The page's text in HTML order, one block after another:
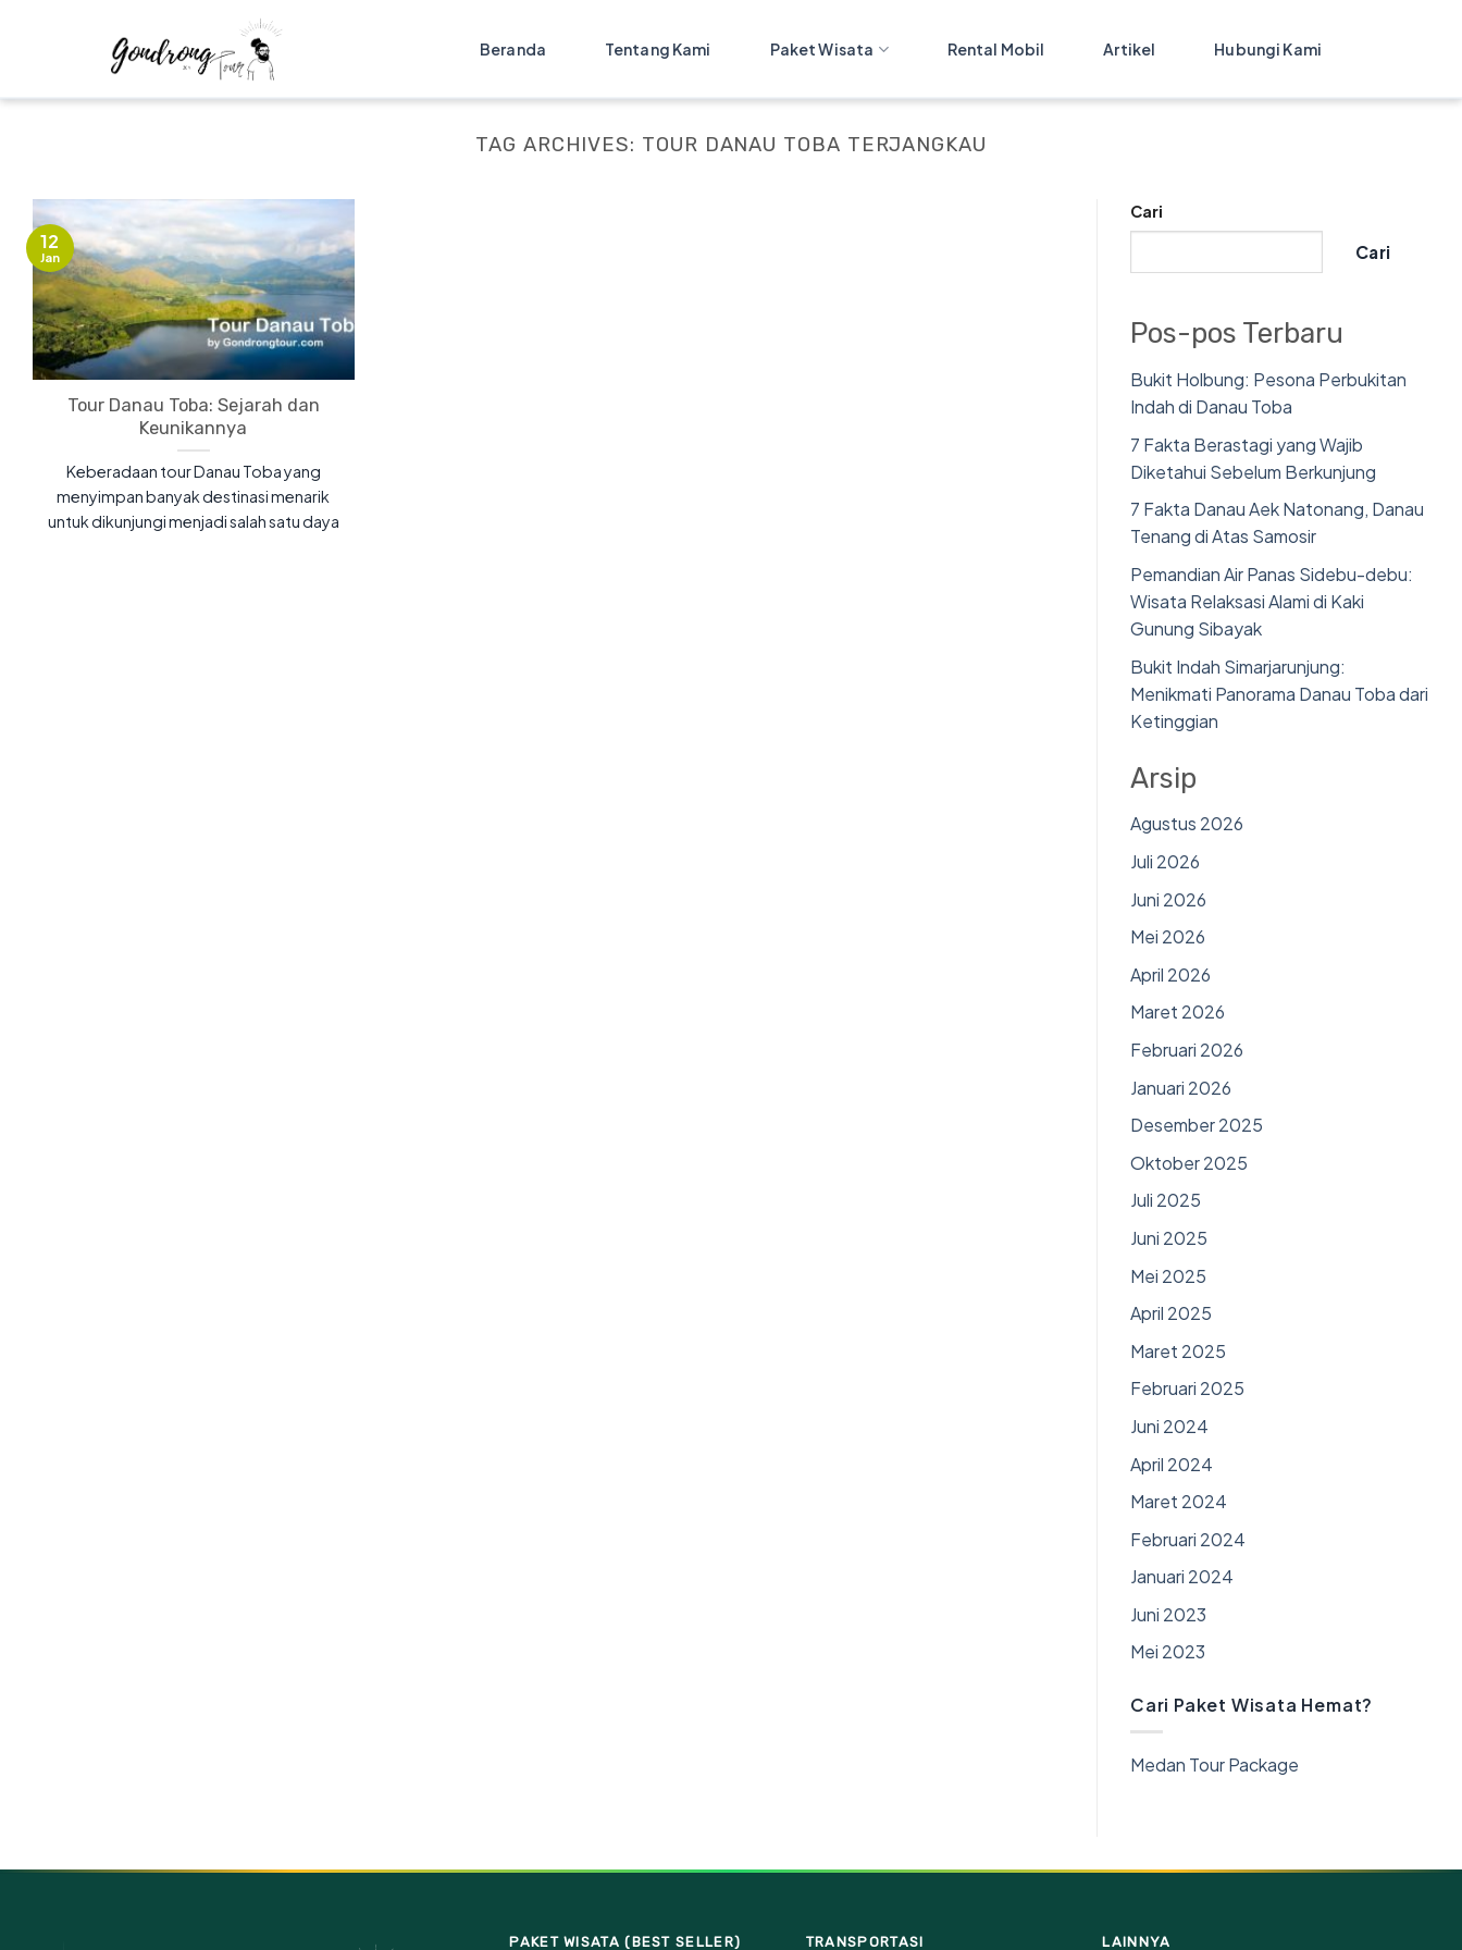
Beranda Tentang Kami Paket Wisata Rental Mobil Artikel Hubungi Kami
TAG ARCHIVES: TOUR DANAU TOBA TERJANGKAU
Tour Danau Toba: Sejarah dan
Keunikannya
Keberadaan tour Danau Toba yang
menyimpan banyak destinasi menarik
untuk dikunjungi menjadi salah satu daya
12
Jan
Cari
Cari
Pos-pos Terbaru
Bukit Holbung: Pesona Perbukitan
Indah di Danau Toba
7 Fakta Berastagi yang Wajib
Diketahui Sebelum Berkunjung
7 Fakta Danau Aek Natonang, Danau
Tenang di Atas Samosir
Pemandian Air Panas Sidebu-debu:
Wisata Relaksasi Alami di Kaki
Gunung Sibayak
Bukit Indah Simarjarunjung:
Menikmati Panorama Danau Toba dari
Ketinggian
Arsip
Agustus 2026
Juli 2026
Juni 2026
Mei 2026
April 2026
Maret 2026
Februari 2026
Januari 2026
Desember 2025
Oktober 2025
Juli 2025
Juni 2025
Mei 2025
April 2025
Maret 2025
Februari 2025
Juni 2024
April 2024
Maret 2024
Februari 2024
Januari 2024
Juni 2023
Mei 2023
Cari Paket Wisata Hemat?
Medan Tour Package
PAKET WISATA (BEST SELLER) TRANSPORTASI LAINNYA